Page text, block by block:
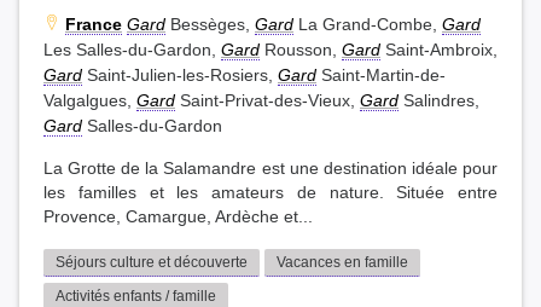
France Gard Bessèges, Gard La Grand-Combe, Gard
Les Salles-du-Gardon, Gard Rousson, Gard Saint-Ambroix,
Gard Saint-Julien-les-Rosiers, Gard Saint-Martin-de-
Valgalgues, Gard Saint-Privat-des-Vieux, Gard Salindres,
Gard Salles-du-Gardon
La Grotte de la Salamandre est une destination idéale pour
les familles et les amateurs de nature. Située entre
Provence, Camargue, Ardèche et...
Séjours culture et découverte
Vacances en famille
Activités enfants / famille